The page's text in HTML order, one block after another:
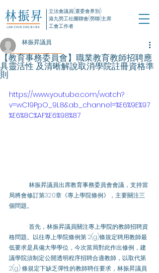
立法會議員(選委會界別)
港九勞工社團聯會(勞聯)主席
工會工作者
【教育事務委員會】職業教育教師招聘應
具靈活性 及清晰解說取消學院註冊資格準
則
林振昇議員
https://www.youtube.com/watch?
v=wC19PpO_9L8&ab_channel=%E6%9E%97
%E6%8C%AF%E6%98%87
局將會修訂第320章《專上學院條例》，主要關注三
個問題。
格問題。以往專上學院條例第 2(g)條規定聘用教師最
低要求是具備大學學位，今次當局對此作出修例，建
議學院須制定公開透明程序招聘合適教師，以取代第
2(g) 條規定下缺乏彈性的教師聘任要求，林振昇議員